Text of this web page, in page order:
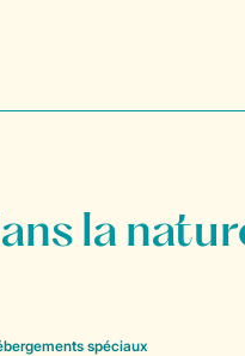
la
spéciaux